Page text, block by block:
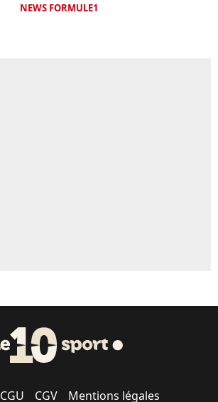
NEWS FORMULE1
CGU CGV Mentions légales